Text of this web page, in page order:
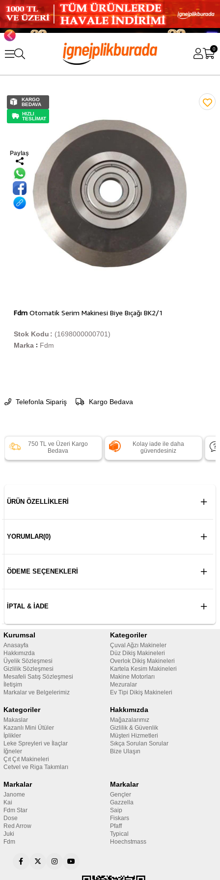
0
KARGO
BEDAVA
HIZLI
TESLİMAT
Paylaş
FdmOtomatik Serim Makinesi Biye Bıçağı BK2/1
(1698000000701)
Stok Kodu
Marka : Fdm
Telefonla Sipariş Kargo Bedava
750 TL ve Üzeri Kargo
Bedava
Kolay iade ile daha
güvendesiniz
ÜRÜN ÖZELLIKLERI
YORUMLAR(0)
ÖDEME SEÇENEKLERI
İPTAL & İADE
Kurumsal
Anasayfa
Hakkımızda
Üyelik Sözleşmesi
Gizlilik Sözleşmesi
Mesafeli Satış Sözleşmesi
İletişim
Markalar ve Belgelerimiz
Kategoriler
Çuval Ağzı Makineler
Düz Dikiş Makineleri
Overlok Dikiş Makineleri
Kartela Kesim Makineleri
Makine Motorları
Mezuralar
Ev Tipi Dikiş Makineleri
Kategoriler
Makaslar
Kazanlı Mini Ütüler
İplikler
Leke Spreyleri ve İlaçlar
İğneler
Çıt Çıt Makineleri
Cetvel ve Riga Takımları
Hakkımızda
Mağazalarımız
Gizlilik & Güvenlik
Müşteri Hizmetleri
Sıkça Sorulan Sorular
Bize Ulaşın
Markalar
Janome
Kai
Fdm Star
Dose
Red Arrow
Juki
Fdm
Markalar
Gençler
Gazzella
Saip
Fiskars
Pfaff
Typical
Hoechstmass